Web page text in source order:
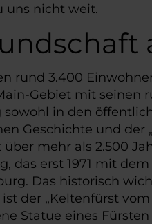
uns nicht weit.
rund 3.400
Gebiet mit seinen
in den
Geschichte und der
mehr als 2.500
das erst 1971 mit
Das historisch
der „Keltenfürst
Statue eines